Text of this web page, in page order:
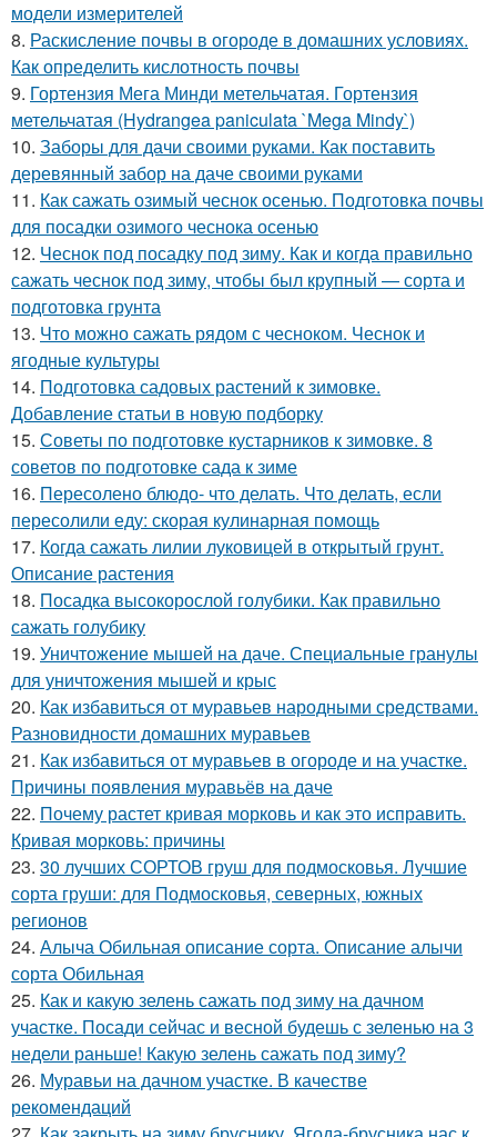
модели измерителей
8. Раскисление почвы в огороде в домашних условиях.
Как определить кислотность почвы
9. Гортензия Мега Минди метельчатая. Гортензия
метельчатая (Hydrangea paniculata `Mega Mindy`)
10. Заборы для дачи своими руками. Как поставить
деревянный забор на даче своими руками
11. Как сажать озимый чеснок осенью. Подготовка почвы
для посадки озимого чеснока осенью
12. Чеснок под посадку под зиму. Как и когда правильно
сажать чеснок под зиму, чтобы был крупный — сорта и
подготовка грунта
13. Что можно сажать рядом с чесноком. Чеснок и
ягодные культуры
14. Подготовка садовых растений к зимовке.
Добавление статьи в новую подборку
15. Советы по подготовке кустарников к зимовке. 8
советов по подготовке сада к зиме
16. Пересолено блюдо- что делать. Что делать, если
пересолили еду: скорая кулинарная помощь
17. Когда сажать лилии луковицей в открытый грунт.
Описание растения
18. Посадка высокорослой голубики. Как правильно
сажать голубику
19. Уничтожение мышей на даче. Специальные гранулы
для уничтожения мышей и крыс
20. Как избавиться от муравьев народными средствами.
Разновидности домашних муравьев
21. Как избавиться от муравьев в огороде и на участке.
Причины появления муравьёв на даче
22. Почему растет кривая морковь и как это исправить.
Кривая морковь: причины
23. 30 лучших СОРТОВ груш для подмосковья. Лучшие
сорта груши: для Подмосковья, северных, южных
регионов
24. Алыча Обильная описание сорта. Описание алычи
сорта Обильная
25. Как и какую зелень сажать под зиму на дачном
участке. Посади сейчас и весной будешь с зеленью на 3
недели раньше! Какую зелень сажать под зиму?
26. Муравьи на дачном участке. В качестве
рекомендаций